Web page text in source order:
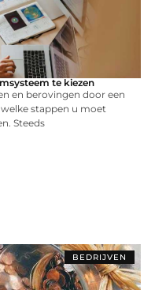
te kiezen
en berovingen door een
stappen u moet
Steeds
BEDRIJVEN